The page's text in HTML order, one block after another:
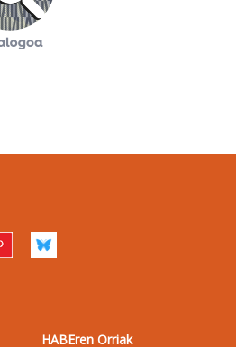
HABEren Orriak